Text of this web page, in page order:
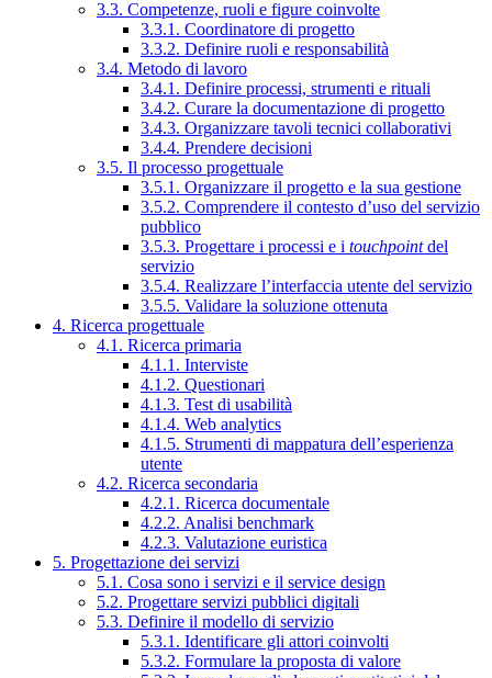
3.3. Competenze, ruoli e figure coinvolte
3.3.1. Coordinatore di progetto
3.3.2. Definire ruoli e responsabilità
3.4. Metodo di lavoro
3.4.1. Definire processi, strumenti e rituali
3.4.2. Curare la documentazione di progetto
3.4.3. Organizzare tavoli tecnici collaborativi
3.4.4. Prendere decisioni
3.5. Il processo progettuale
3.5.1. Organizzare il progetto e la sua gestione
3.5.2. Comprendere il contesto d’uso del servizio
pubblico
3.5.3. Progettare i processi e i touchpointdel
servizio
3.5.4. Realizzare l’interfaccia utente del servizio
3.5.5. Validare la soluzione ottenuta
4. Ricerca progettuale
4.1. Ricerca primaria
4.1.1. Interviste
4.1.2. Questionari
4.1.3. Test di usabilità
4.1.4. Web analytics
4.1.5. Strumenti di mappatura dell’esperienza
utente
4.2. Ricerca secondaria
4.2.1. Ricerca documentale
4.2.2. Analisi benchmark
4.2.3. Valutazione euristica
5. Progettazione dei servizi
5.1. Cosa sono i servizi e il service design
5.2. Progettare servizi pubblici digitali
5.3. Definire il modello di servizio
5.3.1. Identificare gli attori coinvolti
5.3.2. Formulare la proposta di valore